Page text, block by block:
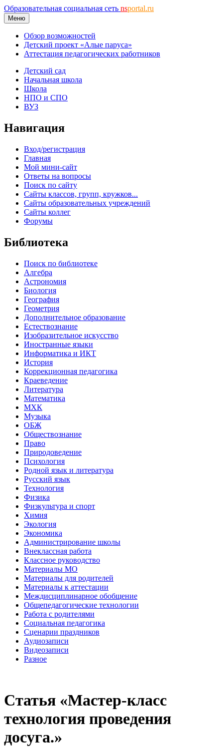
Образовательная социальная сеть nsportal.ru
Меню
Обзор возможностей
Детский проект «Алые паруса»
Аттестация педагогических работников
Детский сад
Начальная школа
Школа
НПО и СПО
ВУЗ
Навигация
Вход/регистрация
Главная
Мой мини-сайт
Ответы на вопросы
Поиск по сайту
Сайты классов, групп, кружков...
Сайты образовательных учреждений
Сайты коллег
Форумы
Библиотека
Поиск по библиотеке
Алгебра
Астрономия
Биология
География
Геометрия
Дополнительное образование
Естествознание
Изобразительное искусство
Иностранные языки
Информатика и ИКТ
История
Коррекционная педагогика
Краеведение
Литература
Математика
МХК
Музыка
ОБЖ
Обществознание
Право
Природоведение
Психология
Родной язык и литература
Русский язык
Технология
Физика
Физкультура и спорт
Химия
Экология
Экономика
Администрирование школы
Внеклассная работа
Классное руководство
Материалы МО
Материалы для родителей
Материалы к аттестации
Междисциплинарное обобщение
Общепедагогические технологии
Работа с родителями
Социальная педагогика
Сценарии праздников
Аудиозаписи
Видеозаписи
Разное
Статья «Мастер-класс
технология проведения
досуга.»